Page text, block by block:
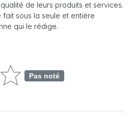
de leurs produits et services.
sous la seule et entière
qui le rédige.
Pas noté